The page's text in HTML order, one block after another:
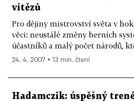
vítězů
Pro dějiny mistrovství světa v
věci: neustálé změny herních
účastníků a malý počet národů,
24. 4. 2007 ▪ 13 min. čtení
Hadamczik: úspěšný